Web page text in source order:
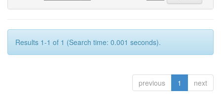
Results 1-1 of 1 (Search time: 0.001 seconds).
previous 1 next